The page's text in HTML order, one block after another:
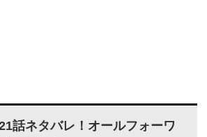
話ネタバレ！オールフォーワ